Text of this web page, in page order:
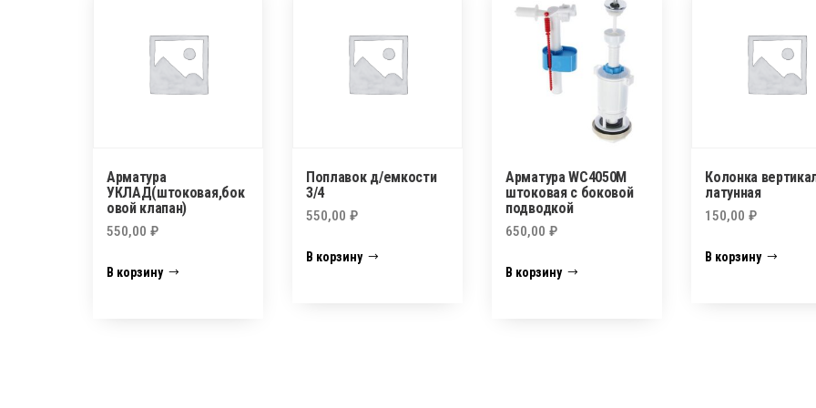
Арматура
УКЛАД(штоковая,бок
овой клапан)
550,00 ₽
В корзину
Поплавок д/емкости
3/4
550,00₽
В корзину
Арматура WC4050M
штоковая с боковой
подводкой
650,00₽
В корзину
Колонка
латунная
150,00₽
В корзину